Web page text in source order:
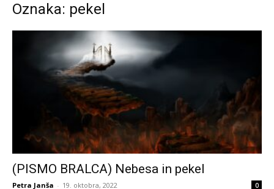
Oznaka: pekel
(PISMO BRALCA) Nebesa in pekel
Petra Janša - 19. oktobra, 2022 0